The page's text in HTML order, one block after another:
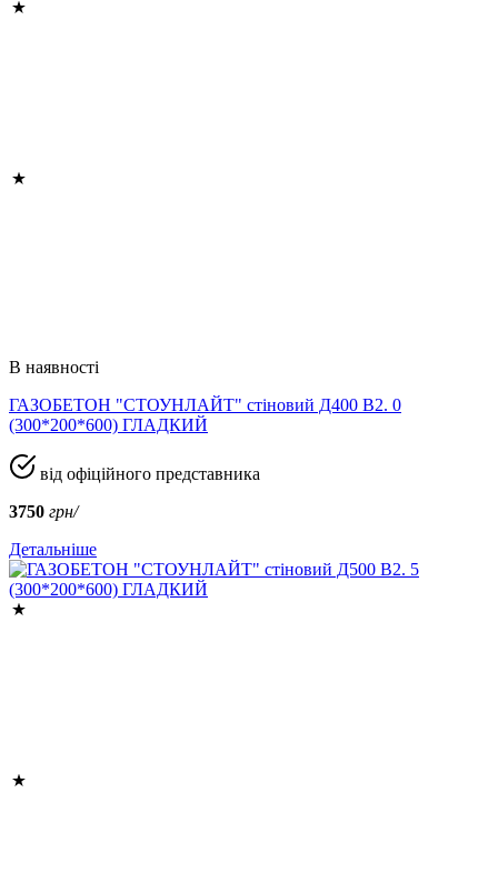
В наявності
ГАЗОБЕТОН "СТОУНЛАЙТ" стіновий Д400 В2. 0
(300*200*600) ГЛАДКИЙ
від офіційного представника
3750 грн/
Детальніше